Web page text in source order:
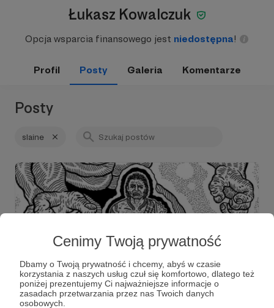
Cenimy Twoją prywatność
Dbamy o Twoją prywatność i chcemy, abyś w czasie
korzystania z naszych usług czuł się komfortowo, dlatego też
poniżej prezentujemy Ci najważniejsze informacje o
zasadach przetwarzania przez nas Twoich danych
osobowych.
Łukasz Kowalczuk
Opcja wsparcia finansowego jest niedostępna!
Profil Posty Galeria Komentarze
Posty
slaine
29.08.2023 ● Brak komentarzy